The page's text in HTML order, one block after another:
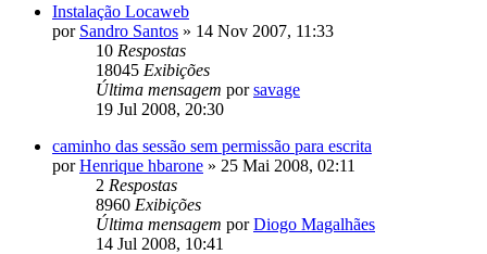
Instalação Locaweb
por Sandro Santos » 14 Nov 2007, 11:33
10 Respostas
18045 Exibições
Última mensagem porsavage
19 Jul 2008, 20:30
caminho das sessão sem permissão para escrita
porHenrique hbarone » 25 Mai 2008, 02:11
2 Respostas
8960 Exibições
Última mensagem porDiogo Magalhães
14 Jul 2008, 10:41